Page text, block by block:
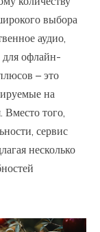
выбора
аудио,
для офлайн-
– это
на
Вместо того,
сервис
несколько